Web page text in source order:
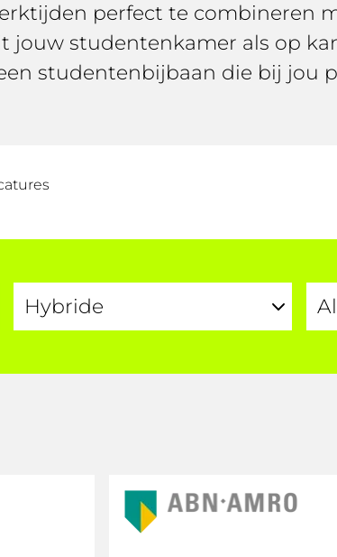
perfect te combineren
jouw studentenkamer als op
studentenbijbaan die bij jou